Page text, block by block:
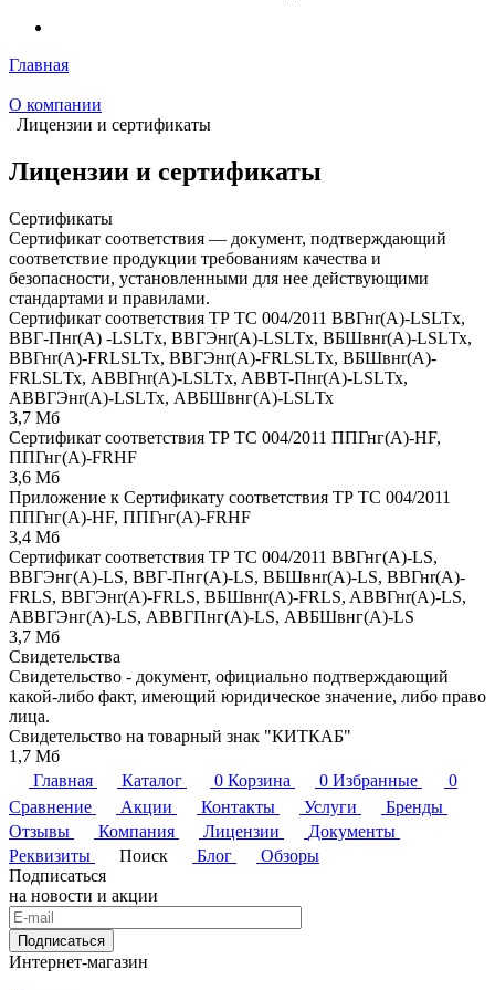
Главная
О компании
Лицензии и сертификаты
Лицензии и сертификаты
Сертификаты
Сертификат соответствия — документ, подтверждающий
соответствие продукции требованиям качества и
безопасности, установленными для нее действующими
стандартами и правилами.
Сертификат соответствия ТР ТС 004/2011 BBГнr(A)-LSLTx,
BBГ-Пнr(A) -LSLTx, BBГЭнr(A)-LSLTx, ВБШвнr(А)-LSLТх,
ВВГнr(A)-FRLSLТх, BBГЭнr(A)-FRLSLТх, BБШвнr(A)-
FRLSLТх, ABBГнr(A)-LSLTx, ABBT-Пнr(A)-LSLТх,
АВВГЭнr(А)-LSLТх, АВБШвнг(А)-LSLТх
3,7 Мб
Сертификат соответствия ТР ТС 004/2011 ППГнг(А)-HF,
ППГнг(А)-FRHF
3,6 Мб
Приложение к Сертификату соответствия ТР ТС 004/2011
ППГнг(А)-HF, ППГнг(А)-FRHF
3,4 Мб
Сертификат соответствия ТР ТС 004/2011 ВВГнг(А)-LS,
ВВГЭнг(А)-LS, ВВГ-Пнг(А)-LS, ВБШвнr(А)-LS, BBГнr(A)-
FRLS, BBГЭнr(A)-FRLS, ВБШвнr(A)-FRLS, AВBГнr(A)-LS,
АВВГЭнг(А)-LS, АВВГ­Пнг(А)-LS, АВБШвнг(А)-LS
3,7 Мб
Свидетельства
Свидетельство - документ, официально подтверждающий
какой-либо факт, имеющий юридическое значение, либо право
лица.
Свидетельство на товарный знак "КИТКАБ"
1,7 Мб
Главная
Каталог 0 Корзина 0 Избранные
0
Сравнение
Акции Контакты Услуги
Бренды
Отзывы
Компания Лицензии
Документы
Реквизиты
Поиск Блог
Обзоры
Подписаться
на новости и акции
Подписаться
Интернет-магазин